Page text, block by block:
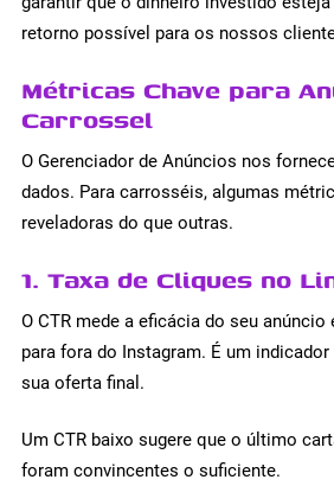
retorno possível para os nossos
Métricas Chave para
Carrossel
O Gerenciador de Anúncios nos
dados. Para carrosséis, algumas
reveladoras do que outras.
1. Taxa de Cliques no
O CTR mede a eficácia do seu anúncio
para fora do Instagram. É um
sua oferta final.
Um CTR baixo sugere que o último
foram convincentes o suficiente.